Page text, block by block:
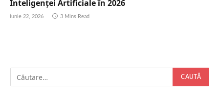
Inteligenței Artificiale în 2026
iunie 22, 2026 3 Mins Read